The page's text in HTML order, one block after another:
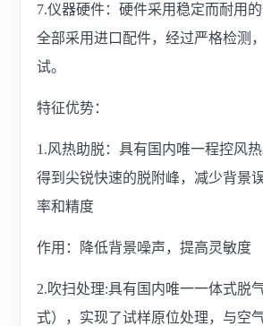
7.仪器硬件：硬件采用稳定而耐用
全部采用进口配件，经过严格检测
试。
特征优势：
1.风热助脱：具有国内唯一程控风
得到尖锐快速的脱附峰，减少背景
率和精度
作用：降低背景噪声，提高灵敏度
2.吹扫处理:具有国内唯一一体式脱
式），实现了试样原位处理，与空